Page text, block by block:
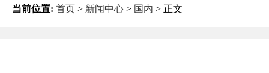
当前位置: 首页 > 新闻中心 > 国内 > 正文